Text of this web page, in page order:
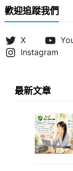
歡迎追蹤我們
X
Instagram
最新文章